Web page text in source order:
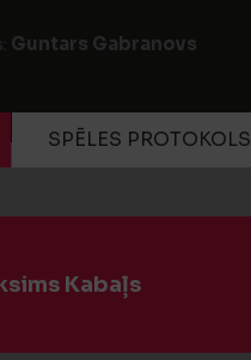
Guntars Gabranovs
SPĒLES PROTOKOLS
Kabaļs